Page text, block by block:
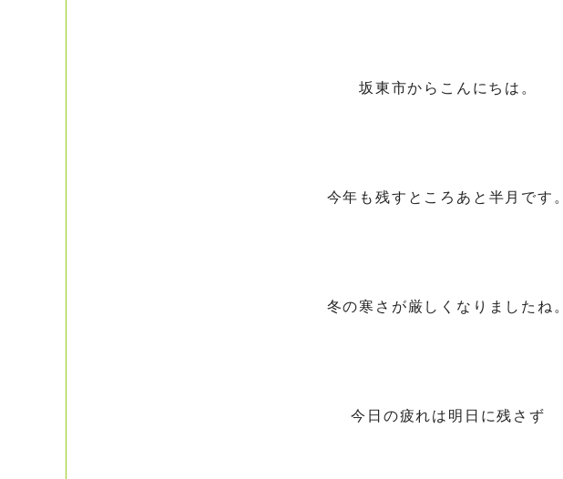
坂東市からこんにちは。
今年も残すところあと半月です。
冬の寒さが厳しくなりましたね。
今日の疲れは明日に残さず